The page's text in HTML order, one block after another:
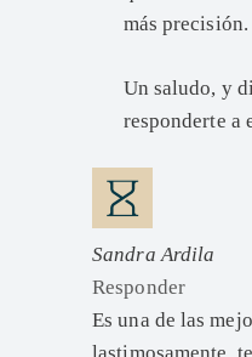
más precisión.
Un saludo, y
responderte a
Sandra Ardila
Responder
Es una de las